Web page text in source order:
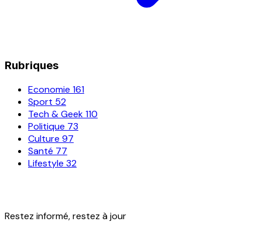
Rubriques
Economie 161
Sport 52
Tech & Geek110
Politique 73
Culture 97
Santé 77
Lifestyle 32
Restez informé, restez à jour